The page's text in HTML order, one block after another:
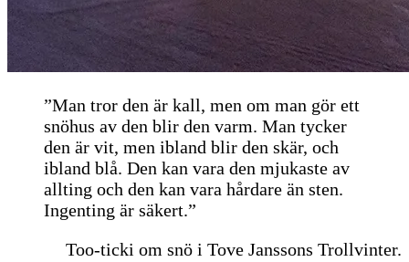
”Man tror den är kall, men om man gör ett
snöhus av den blir den varm. Man tycker
den är vit, men ibland blir den skär, och
ibland blå. Den kan vara den mjukaste av
allting och den kan vara hårdare än sten.
Ingenting är säkert.”
Too-ticki om snö i Tove Janssons Trollvinter.